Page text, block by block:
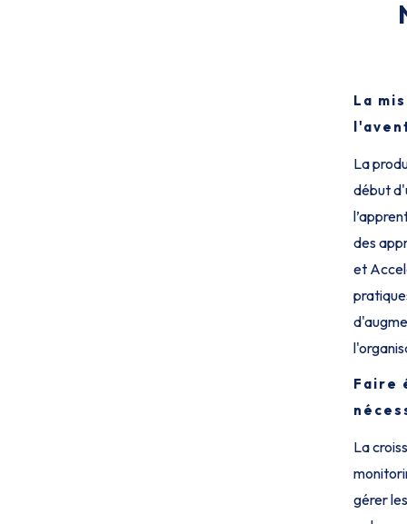
La
La
début
des
et
Faire
La
gérer